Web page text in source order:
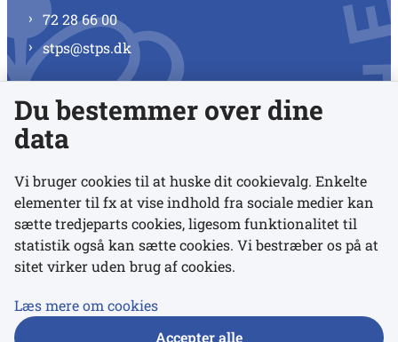
72 28 66 00
stps@stps.dk
Se alle kontaktnumre
Links
Udgivelser
Tilgængelighedserklæring
Du bestemmer over dine
data
Vi bruger cookies til at huske dit cookievalg. Enkelte
elementer til fx at vise indhold fra sociale medier kan
sætte tredjeparts cookies, ligesom funktionalitet til
statistik også kan sætte cookies. Vi bestræber os på at
sitet virker uden brug af cookies.
Læs mere om cookies
Accepter alle